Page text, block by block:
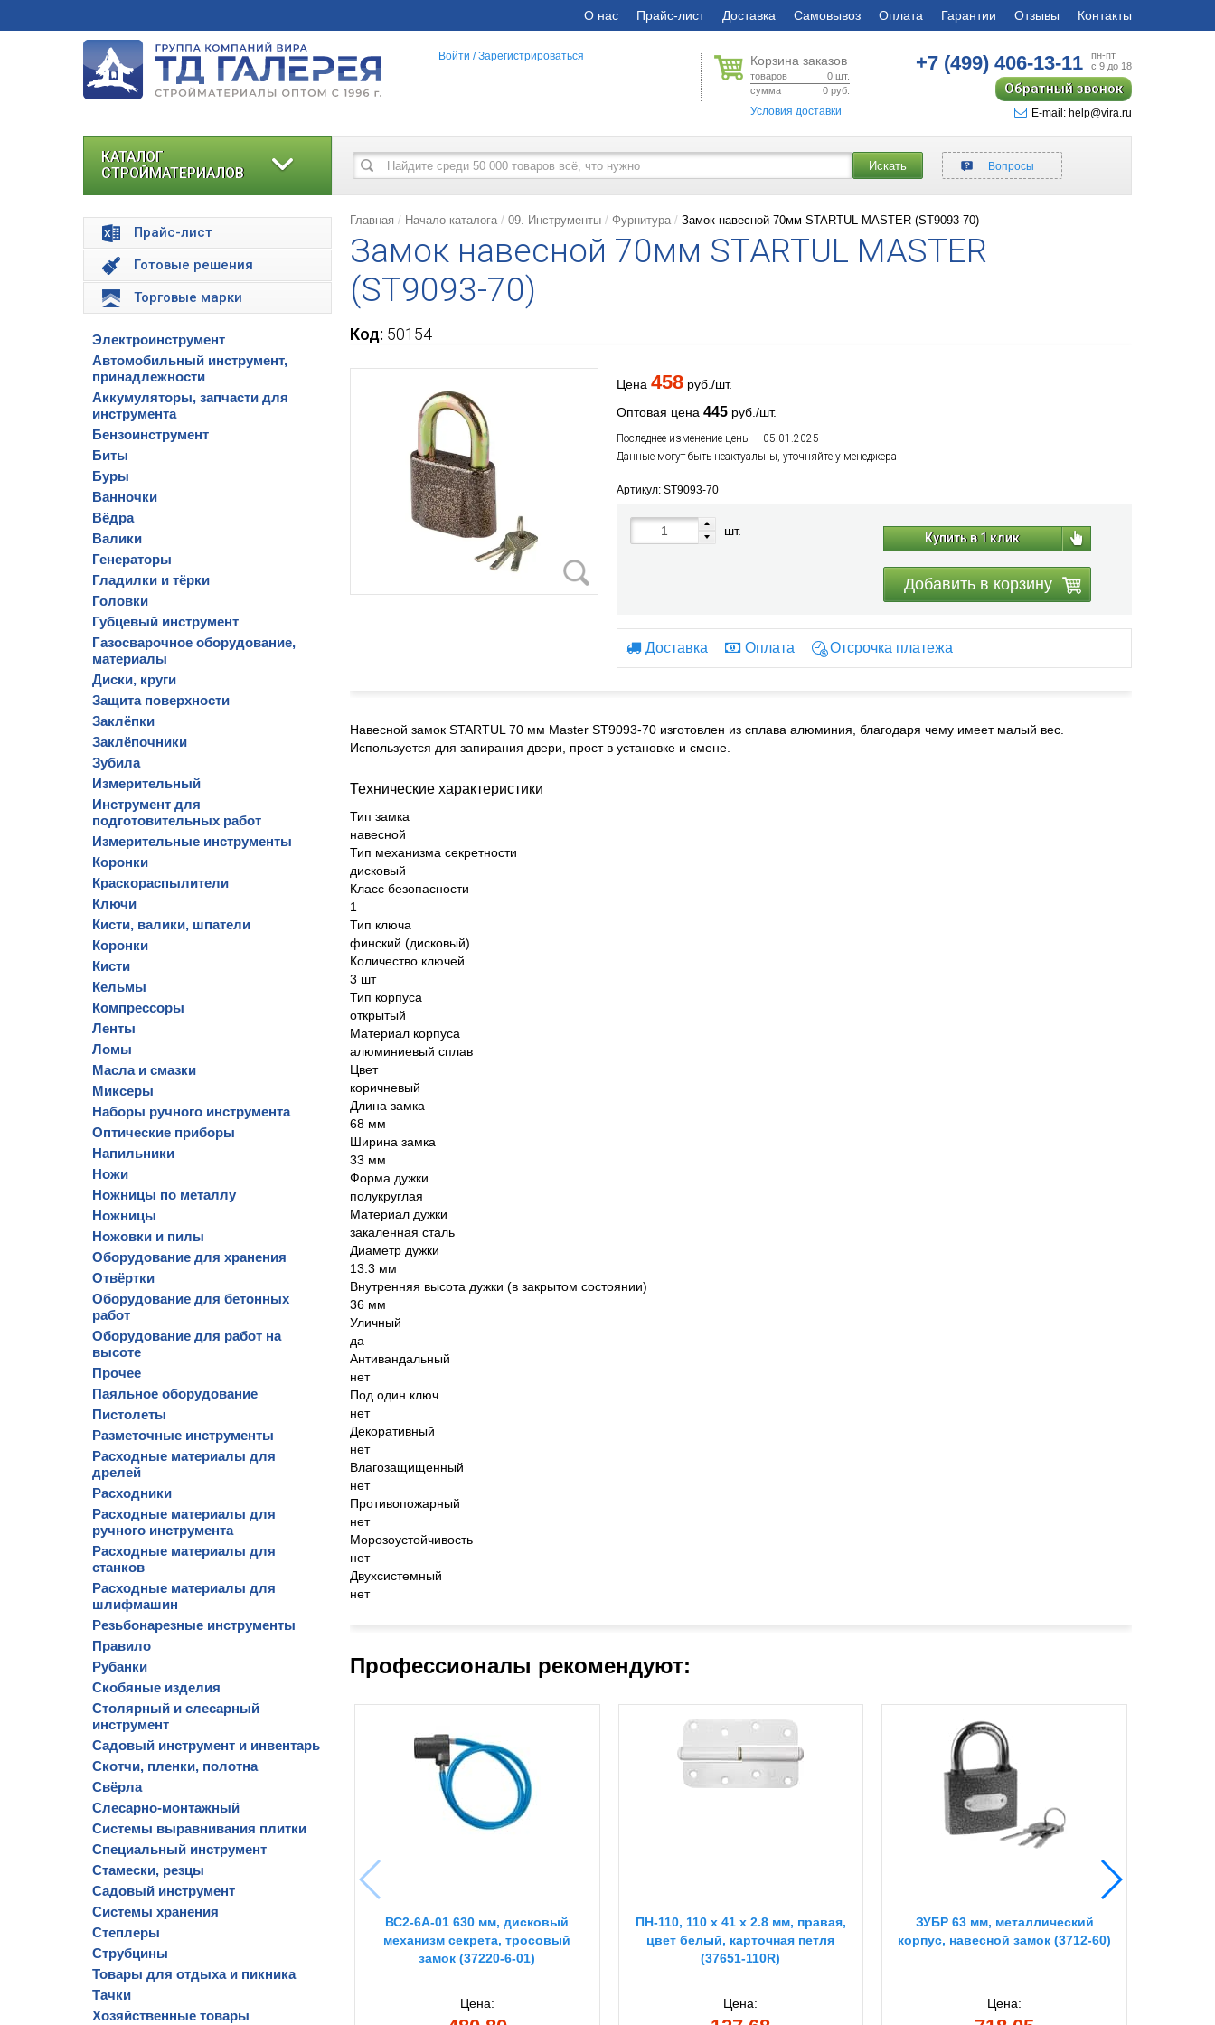
О нас Прайс-лист Доставка Самовывоз Оплата Гарантии Отзывы Контакты
Корзина заказов
товаров 0 шт.
сумма
0 руб.
Условия доставки
+7 (499)406-13-11
пн-пт
с 9 до 18
Обратный звонок
E-mail: help@vira.ru
Войти /Зарегистрироваться
КАТАЛОГ
СТРОЙМАТЕРИАЛОВ
Прайс-лист
Готовые решения
Торговые марки
Электроинструмент
Автомобильный инструмент,
принадлежности
Аккумуляторы, запчасти для
инструмента
Бензоинструмент
Биты
Буры
Ванночки
Вёдра
Валики
Генераторы
Гладилки и тёрки
Головки
Губцевый инструмент
Газосварочное оборудование,
материалы
Диски, круги
Защита поверхности
Заклёпки
Заклёпочники
Зубила
Измерительный
Инструмент для
подготовительных работ
Измерительные инструменты
Коронки
Краскораспылители
Ключи
Кисти, валики, шпатели
Коронки
Кисти
Кельмы
Компрессоры
Ленты
Ломы
Масла и смазки
Миксеры
Наборы ручного инструмента
Оптические приборы
Напильники
Ножи
Ножницы по металлу
Ножницы
Ножовки и пилы
Оборудование для хранения
Отвёртки
Оборудование для бетонных
работ
Оборудование для работ на
высоте
Прочее
Паяльное оборудование
Пистолеты
Разметочные инструменты
Расходные материалы для
дрелей
Расходники
Расходные материалы для
ручного инструмента
Расходные материалы для
станков
Расходные материалы для
шлифмашин
Резьбонарезные инструменты
Правило
Рубанки
Скобяные изделия
Столярный и слесарный
инструмент
Садовый инструмент и инвентарь
Скотчи, пленки, полотна
Свёрла
Слесарно-монтажный
Системы выравнивания плитки
Специальный инструмент
Стамески, резцы
Садовый инструмент
Системы хранения
Степлеры
Струбцины
Товары для отдыха и пикника
Тачки
Хозяйственные товары
Искать Вопросы
Главная Начало каталога 09. Инструменты Фурнитура Замок навесной 70мм STARTUL MASTER (ST9093-70)
Замок навесной 70мм STARTUL MASTER
(ST9093-70)
Код: 50154
Цена 458руб./шт.
Оптовая цена 445руб./шт.
Последнее изменение цены – 05.01.2025
Данные могут быть неактуальны, уточняйте у менеджера
Артикул: ST9093-70
шт. Купить в 1 клик
Добавить в корзину
Доставка Оплата Отсрочка платежа
Навесной замок STARTUL 70 мм Master ST9093-70 изготовлен из сплава алюминия, благодаря чему имеет малый вес.
Используется для запирания двери, прост в установке и смене.
Технические характеристики
Тип замка
навесной
Тип механизма секретности
дисковый
Класс безопасности
1
Тип ключа
финский (дисковый)
Количество ключей
3 шт
Тип корпуса
открытый
Материал корпуса
алюминиевый сплав
Цвет
коричневый
Длина замка
68 мм
Ширина замка
33 мм
Форма дужки
полукруглая
Материал дужки
закаленная сталь
Диаметр дужки
13.3 мм
Внутренняя высота дужки (в закрытом состоянии)
36 мм
Уличный
да
Антивандальный
нет
Под один ключ
нет
Декоративный
нет
Влагозащищенный
нет
Противопожарный
нет
Морозоустойчивость
нет
Двухсистемный
нет
Профессионалы рекомендуют:
ВС2-6A-01 630 мм, дисковый
механизм секрета, тросовый
замок (37220-6-01)
Цена:
ПН-110, 110 x 41 х 2.8 мм, правая,
цвет белый, карточная петля
(37651-110R)
Цена:
ЗУБР 63 мм, металлический
корпус, навесной замок (3712-60)
Цена: